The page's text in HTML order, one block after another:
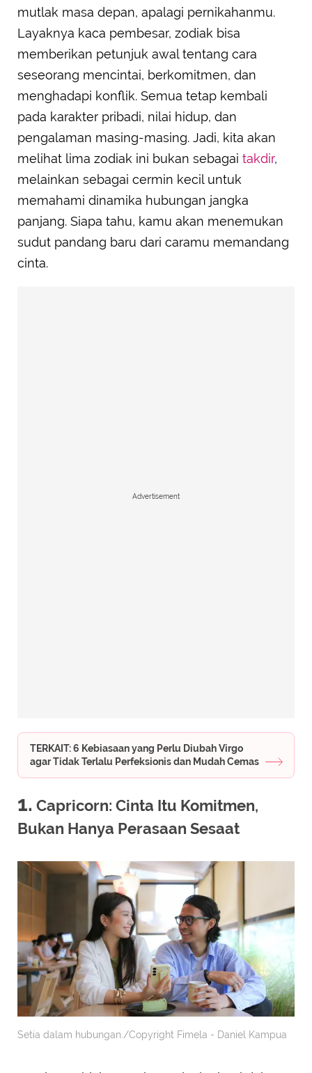
mutlak masa depan, apalagi pernikahanmu.
Layaknya kaca pembesar, zodiak bisa
memberikan petunjuk awal tentang cara
seseorang mencintai, berkomitmen, dan
menghadapi konflik. Semua tetap kembali
pada karakter pribadi, nilai hidup, dan
pengalaman masing-masing. Jadi, kita akan
melihat lima zodiak ini bukan sebagai takdir,
melainkan sebagai cermin kecil untuk
memahami dinamika hubungan jangka
panjang. Siapa tahu, kamu akan menemukan
sudut pandang baru dari caramu memandang
cinta.
Advertisement
TERKAIT: 6 Kebiasaan yang Perlu Diubah Virgo
agar Tidak Terlalu Perfeksionis dan Mudah Cemas
1. Capricorn: Cinta Itu Komitmen,
Bukan Hanya Perasaan Sesaat
Setia dalam hubungan./Copyright Fimela - Daniel Kampua